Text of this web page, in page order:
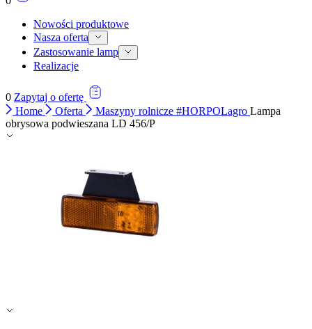
Nowości produktowe
Nasza oferta
Zastosowanie lamp
Realizacje
0 Zapytaj o ofertę
Home
Oferta Maszyny rolnicze #HORPOLagro Lampa
obrysowa podwieszana LD 456/P